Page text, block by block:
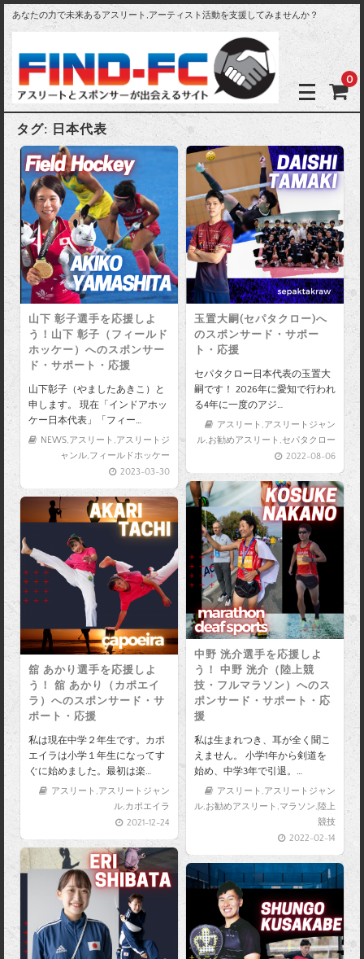
あなたの力で未来あるアスリート,アーティスト活動を支援してみませんか？
0
タグ: 日本代表
山下 彰子選手を応援しよ
う！山下 彰子（フィールド
ホッケー）へのスポンサー
ド・サポート・応援
山下彰子（やましたあきこ）と
申します。 現在「インドアホッ
ケー日本代表」「フィー…
NEWS,アスリート ,アスリートジ
ャンル,フィールドホッケー
2023-03-30
玉置大嗣(セパタクロー)へ
のスポンサード・サポー
ト・応援
セパタクロー日本代表の玉置大
嗣です！ 2026年に愛知で行われ
る4年に一度のアジ…
アスリート ,アスリートジャン
ル,お勧めアスリート ,セパタクロー
2022-08-06
中野 洸介選手を応援しよ
う！ 中野 洸介（陸上競
技・フルマラソン）へのス
ポンサード・サポート・応
援
私は生まれつき、耳が全く聞こ
えません。 小学1年から剣道を
始め、中学3年で引退。…
アスリート ,アスリートジャン
ル,お勧めアスリート ,マラソン, 陸上
競技
2022-02-14
舘 あかり選手を応援しよ
う！ 舘 あかり（カポエイ
ラ）へのスポンサード・サ
ポート・応援
私は現在中学２年生です。カポ
エイラは小学１年生になってす
ぐに始めました。最初は楽…
アスリート ,アスリートジャン
ル,カポエイラ
2021-12-24